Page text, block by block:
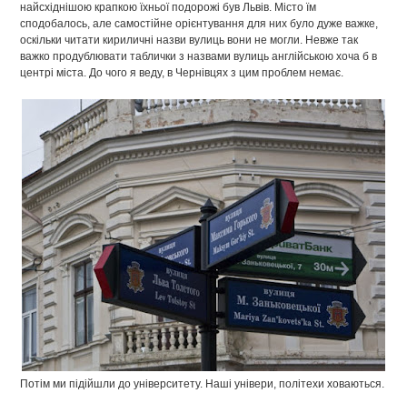
найсхіднішою крапкою їхньої подорожі був Львів. Місто їм
сподобалось, але самостійне орієнтування для них було дуже важке,
оскільки читати кириличні назви вулиць вони не могли. Невже так
важко продублювати таблички з назвами вулиць англійською хоча б в
центрі міста. До чого я веду, в Чернівцях з цим проблем немає.
Потім ми підійшли до університету. Наші універи, політехи ховаються.